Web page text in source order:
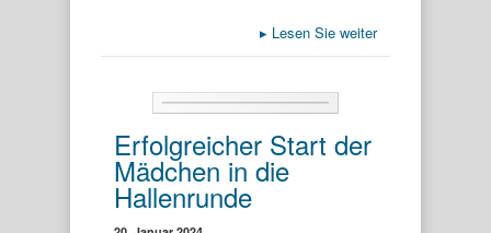
▸ Lesen Sie weiter
Erfolgreicher Start der
Mädchen in die
Hallenrunde